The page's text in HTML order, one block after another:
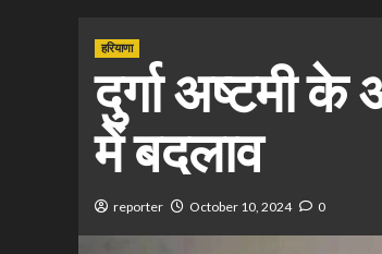
हरियाणा
दुर्गा अष्टमी
में बदलाव
reporter October 10, 2024 0